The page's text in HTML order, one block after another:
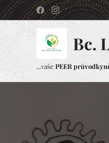
Bc.
...vaše PEER